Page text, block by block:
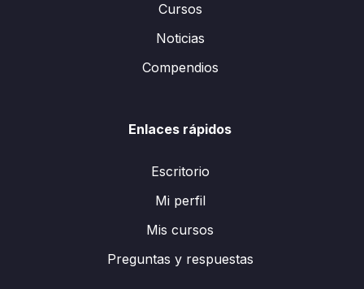
Cursos
Noticias
Compendios
Enlaces rápidos
Escritorio
Mi perfil
Mis cursos
Preguntas y respuestas